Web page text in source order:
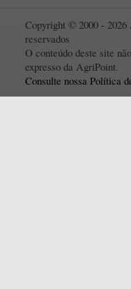
Copyright © 2000 - 2026
reservados
O conteúdo deste site
expresso da AgriPoint.
Consulte nossa Política